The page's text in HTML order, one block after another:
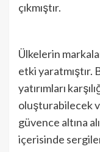
çıkmıştır.
Ülkelerin
etki yaratmıştır.
yatırımları
oluşturabilecek
güvence altına
içerisinde